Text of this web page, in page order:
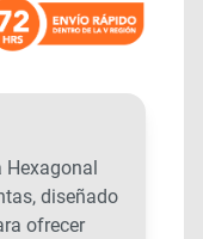
Hexagonal
diseñado
ofrecer